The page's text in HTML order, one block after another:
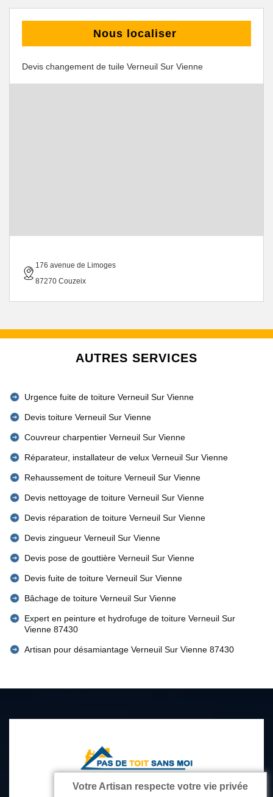
Nous localiser
Devis changement de tuile Verneuil Sur Vienne
176 avenue de Limoges
87270 Couzeix
AUTRES SERVICES
Urgence fuite de toiture Verneuil Sur Vienne
Devis toiture Verneuil Sur Vienne
Couvreur charpentier Verneuil Sur Vienne
Réparateur, installateur de velux Verneuil Sur Vienne
Rehaussement de toiture Verneuil Sur Vienne
Devis nettoyage de toiture Verneuil Sur Vienne
Devis réparation de toiture Verneuil Sur Vienne
Devis zingueur Verneuil Sur Vienne
Devis pose de gouttière Verneuil Sur Vienne
Devis fuite de toiture Verneuil Sur Vienne
Bâchage de toiture Verneuil Sur Vienne
Expert en peinture et hydrofuge de toiture Verneuil Sur
Vienne 87430
Artisan pour désamiantage Verneuil Sur Vienne 87430
Votre Artisan respecte votre vie privée